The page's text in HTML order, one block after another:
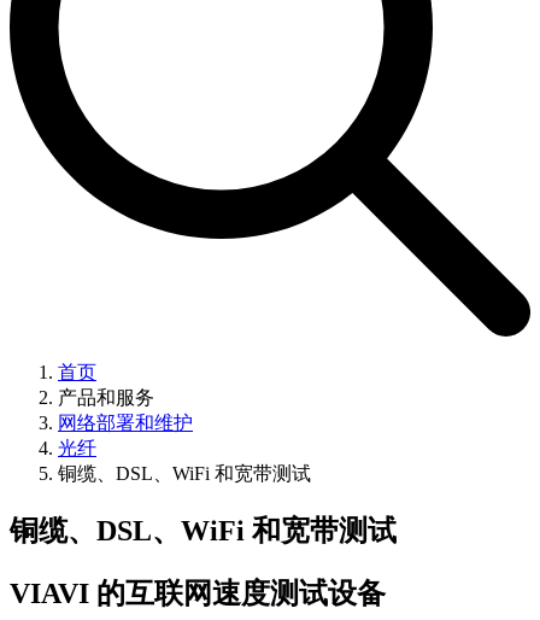
首页
产品和服务
网络部署和维护
光纤
铜缆、DSL、WiFi 和宽带测试
铜缆、DSL、WiFi 和宽带测试
VIAVI 的互联网速度测试设备